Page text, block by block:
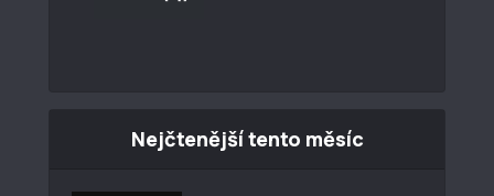
Nejčtenější tento měsíc